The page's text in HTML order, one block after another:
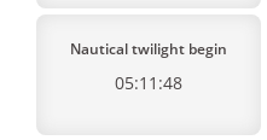
Nautical twilight begin
05:11:48